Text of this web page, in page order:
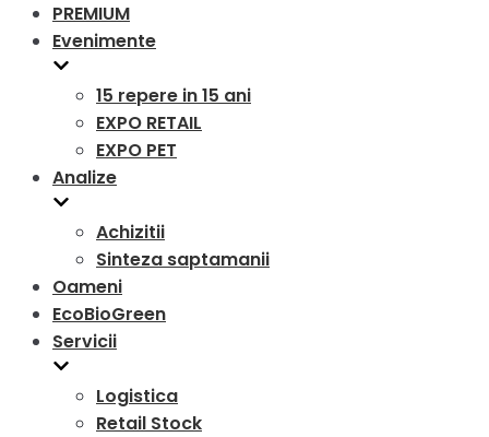
PREMIUM
Evenimente
15 repere in 15 ani
EXPO RETAIL
EXPO PET
Analize
Achizitii
Sinteza saptamanii
Oameni
EcoBioGreen
Servicii
Logistica
Retail Stock